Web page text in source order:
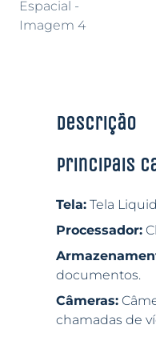
Descrição
Principais
Tela:Tela
Processador:
documentos.
Câmeras:
chamadas de